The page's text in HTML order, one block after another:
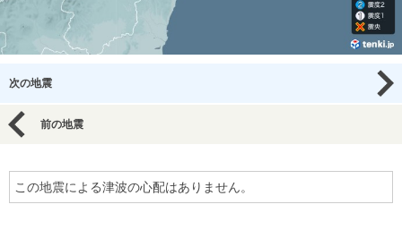
次の地震
前の地震
この地震による津波の心配はありません。